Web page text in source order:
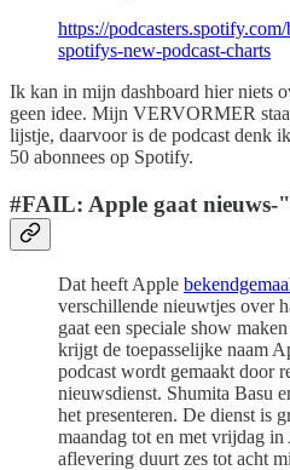
https://
spotifys-new-podcast-charts
Ik kan in mijn dashboard hier niets
geen idee. Mijn VERVORMER
lijstje, daarvoor is de podcast denk
50 abonnees op Spotify.
#FAIL: Apple gaat nieuws-
Dat heeft Apple
verschillende nieuwtjes over
gaat een speciale show
krijgt de toepasselijke naam
podcast wordt gemaakt door
nieuwsdienst. Shumita Basu
het presenteren. De dienst is
maandag tot en met vrijdag in
aflevering duurt zes tot acht